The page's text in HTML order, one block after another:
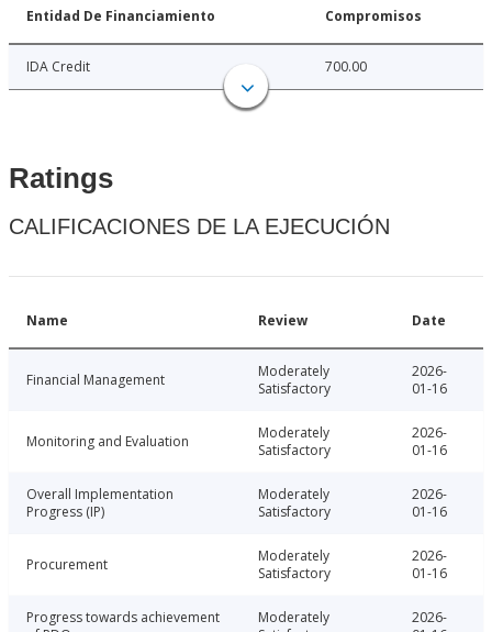
Entidad De Financiamiento Compromisos
IDA Credit 700.00
Ratings
CALIFICACIONES DE LA EJECUCIÓN
Name Review Date
Financial Management
Moderately
Satisfactory
2026-
01-16
Monitoring and Evaluation
Moderately
Satisfactory
2026-
01-16
Overall Implementation
Progress (IP)
Moderately
Satisfactory
2026-
01-16
Procurement
Moderately
Satisfactory
2026-
01-16
Progress towards achievement
Moderately
2026-